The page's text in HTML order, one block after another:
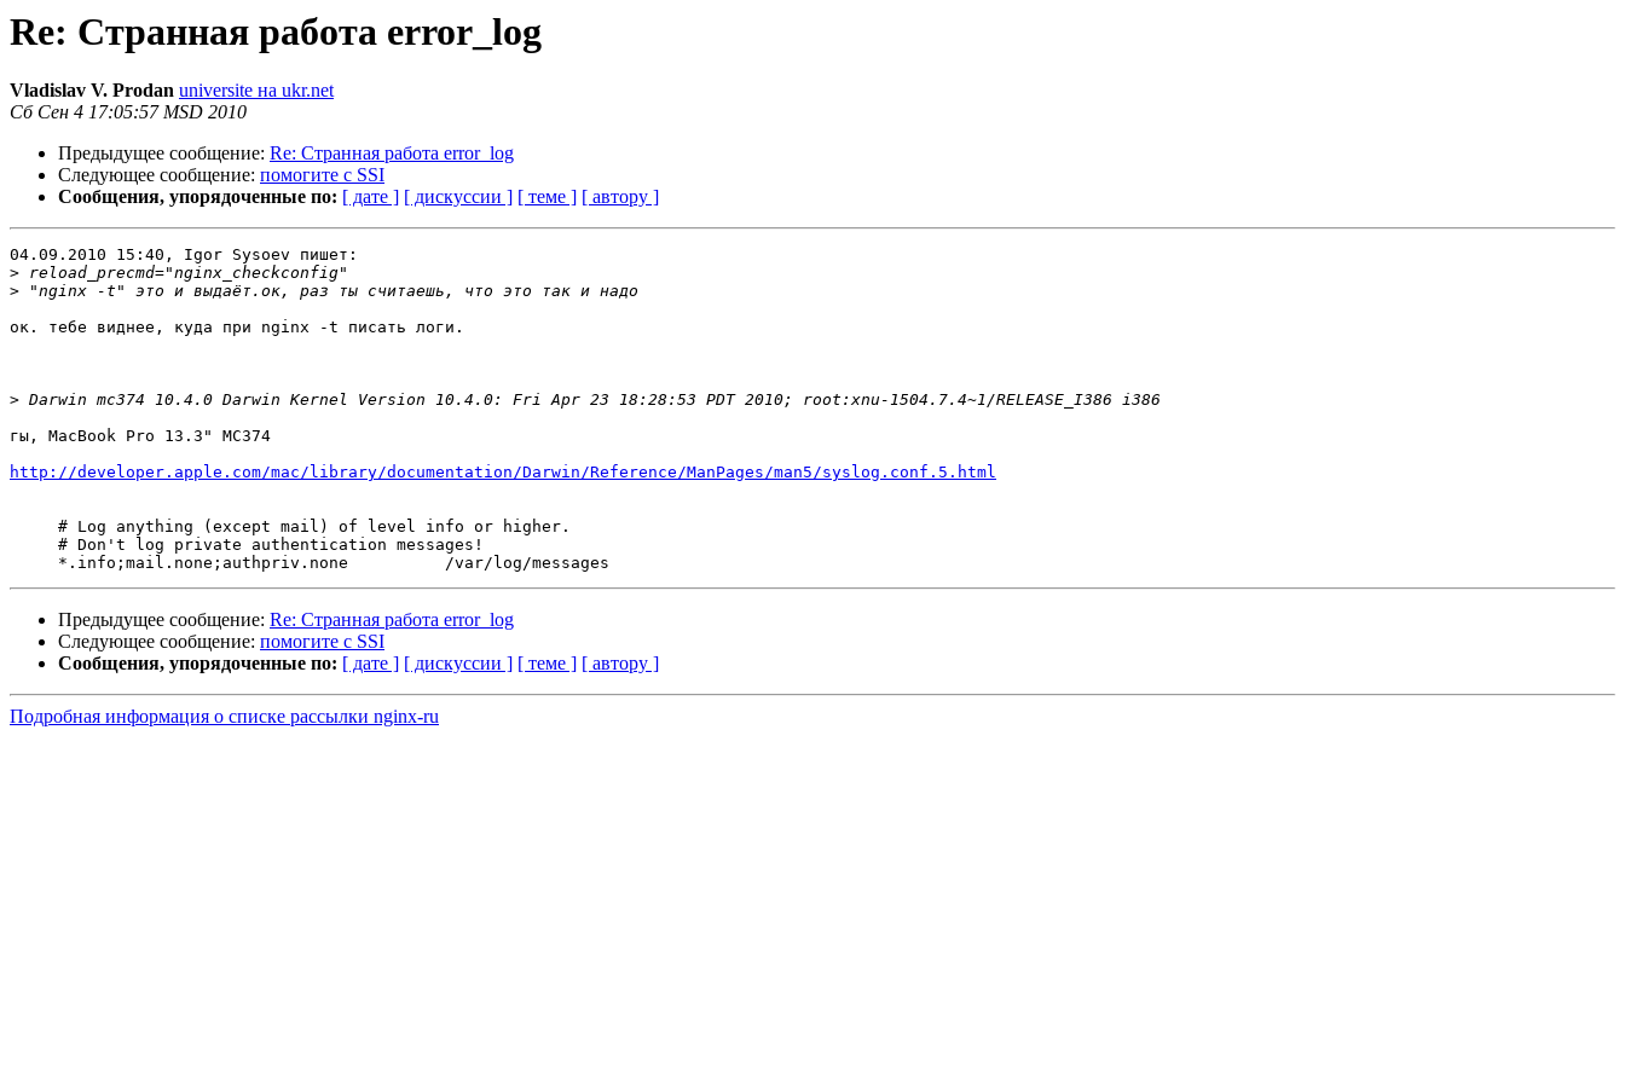
Re: Странная работа error_log
Vladislav V. Prodan universite на ukr.net
Сб Сен 4 17:05:57 MSD 2010
Предыдущее сообщение: Re: Странная работа error_log
Следующее сообщение: помогите c SSI
Сообщения, упорядоченные по: [ дате ] [ дискуссии ] [ теме ] [ автору ]
04.09.2010 15:40, Igor Sysoev пишет:
>
>
ок. тебе виднее, куда при nginx -t писать логи.
>
гы, MacBook Pro 13.3" MC374
http://developer.apple.com/mac/library/documentation/Darwin/Reference/ManPages/man5/syslog.conf.5.html
     # Log anything (except mail) of level info or higher.
     # Don't log private authentication messages!
Предыдущее сообщение: Re: Странная работа error_log
Следующее сообщение: помогите c SSI
Сообщения, упорядоченные по: [ дате ] [ дискуссии ] [ теме ] [ автору ]
Подробная информация о списке рассылки nginx-ru